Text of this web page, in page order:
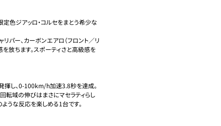
色ジアッロ・コルセをまとう希少な
パー、カーボンエアロ（フロント／リ
放ちます。スポーティさと高級感を
揮し、0-100km/h加速3.8秒を達成。
転域の伸びはまさにマセラティらし
うな反応を楽しめる1台です。